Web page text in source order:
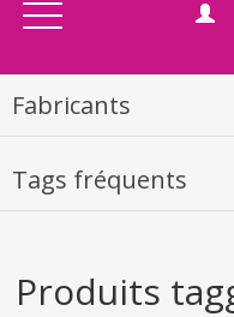
Fabricants
Tags fréquents
Produits